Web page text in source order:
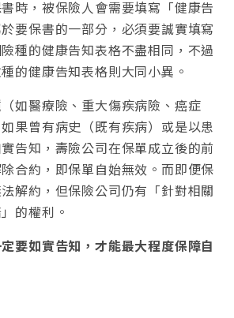
時，被保險人會需要填寫「健康告
要保書的一部分，必須要誠實填寫
種的健康告知表格不盡相同，不過
的健康告知表格則大同小異。
如醫療險、重大傷疾病險、癌症
果曾有病史（既有疾病）或是以患
告知，壽險公司在保單成立後的前
合約，即保單自始無效。而即便保
解約，但保險公司仍有「針對相關
的權利。
要如實告知，才能最大程度保障自